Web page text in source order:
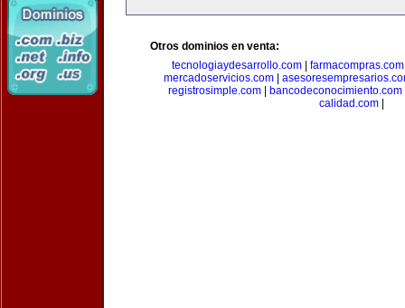
Otros dominios en venta:
tecnologiaydesarrollo.com
farmacompras.com
mercadoservicios.com|
registrosimple.com
bancodeconocimiento.com
calidad.com